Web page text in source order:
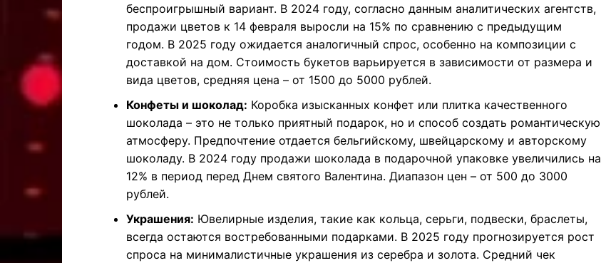
беспроигрышный вариант. В 2024 году, согласно данным аналитических агентств,
продажи цветов к 14 февраля выросли на 15% по сравнению с предыдущим
годом. В 2025 году ожидается аналогичный спрос, особенно на композиции с
доставкой на дом. Стоимость букетов варьируется в зависимости от размера и
вида цветов, средняя цена – от 1500 до 5000 рублей.
Конфеты и шоколад: Коробка изысканных конфет или плитка качественного
шоколада – это не только приятный подарок, но и способ создать романтическую
атмосферу. Предпочтение отдается бельгийскому, швейцарскому и авторскому
шоколаду. В 2024 году продажи шоколада в подарочной упаковке увеличились на
12% в период перед Днем святого Валентина. Диапазон цен – от 500 до 3000
рублей.
Украшения: Ювелирные изделия, такие как кольца, серьги, подвески, браслеты,
всегда остаются востребованными подарками. В 2025 году прогнозируется рост
спроса на минималистичные украшения из серебра и золота. Средний чек